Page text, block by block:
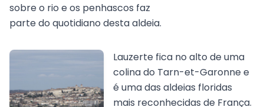
sobre o rio e os penhascos faz
parte do quotidiano desta aldeia.
Lauzerte fica no alto de uma
colina do Tarn-et-Garonne e
é uma das aldeias floridas
mais reconhecidas de França.